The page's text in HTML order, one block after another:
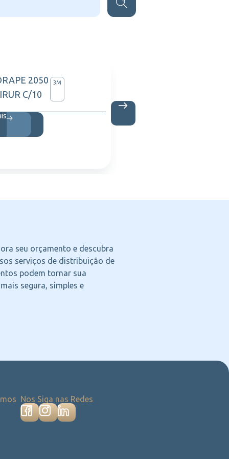
2050
C/10
3M
seu orçamento e descubra
serviços de distribuição de
podem tornar sua
segura, simples e
Nos Siga nas Redes